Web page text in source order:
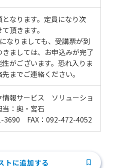
なります。定員になり次
頂きます。
なりましても、受講票が到
ましては、お申込みが完了
性がございます。恐れ入りま
までご連絡ください。
情報サービス ソリューショ
：奥・宮石
3690 FAX：092-472-4052
トに追加する